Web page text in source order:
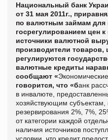
Национальный банк
от 31 мая 2011г.,
по валютным займам для
госрегулированием цен
источники валютной
производители товаров,
регулируются
валютные кредиты
сообщают «
говорится, что «банк
в инвалюте,
хозяйствующим
резервирования 2%, 7%,
от категории каждой
наличия источников
условии, что кредит